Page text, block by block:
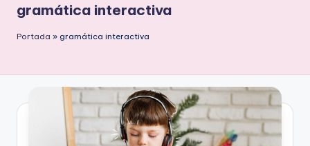
á
ti
gramática interactiva
Portada » gramática interactiva